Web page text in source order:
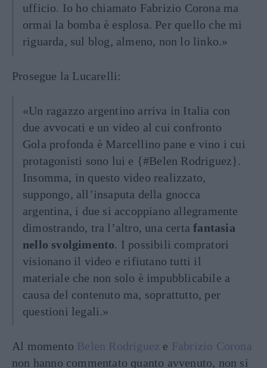
ufficio. Io ho chiamato Fabrizio Corona ma
ormai la bomba è esplosa. Per quello che mi
riguarda, sul blog, almeno, non lo linko.»
Prosegue la Lucarelli:
«Un ragazzo argentino arriva in Italia con
due avvocati e un video al cui confronto
Gola profonda è Marcellino pane e vino i cui
protagonisti sono lui e {#Belen Rodriguez}.
Insomma, in questo video realizzato,
suppongo, all’insaputa della gnocca
argentina, i due si accoppiano allegramente
dimostrando, tra l’altro, una certafantasia
nello svolgimento. I possibili compratori
visionano il video e rifiutano tutti il
materiale che non solo è impubblicabile a
causa del contenuto ma, soprattutto, per
questioni legali.»
Al momento Belen Rodriguez e Fabrizio Corona
non hanno commentato quanto avvenuto, non si